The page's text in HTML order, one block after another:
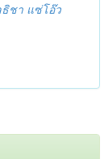
ชา แซ่โอ๊ว